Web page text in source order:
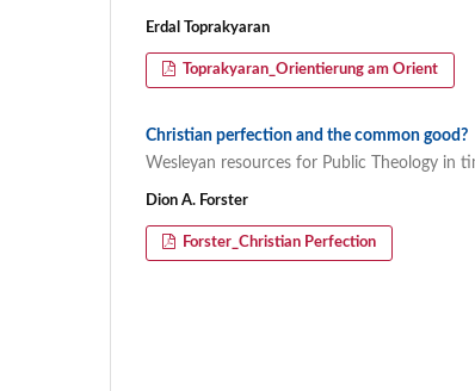
Erdal Toprakyaran
Toprakyaran_Orientierung am Orient
Christian perfection and the common good?
Wesleyan resources for Public Theology in
Dion A. Forster
Forster_Christian Perfection